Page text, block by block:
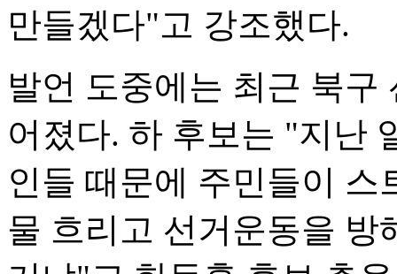
만들겠다"고 강조했다.
발언 도중에는 최근 북
어졌다. 하 후보는 "지난
인들 때문에 주민들이
물 흐리고 선거운동을 방